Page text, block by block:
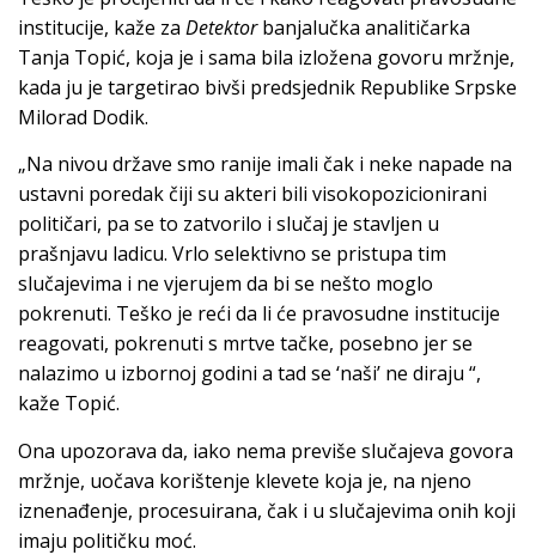
institucije, kaže za Detektorbanjalučka analitičarka
Tanja Topić, koja je i sama bila izložena govoru mržnje,
kada ju je targetirao bivši predsjednik Republike Srpske
Milorad Dodik.
„Na nivou države smo ranije imali čak i neke napade na
ustavni poredak čiji su akteri bili visokopozicionirani
političari, pa se to zatvorilo i slučaj je stavljen u
prašnjavu ladicu. Vrlo selektivno se pristupa tim
slučajevima i ne vjerujem da bi se nešto moglo
pokrenuti. Teško je reći da li će pravosudne institucije
reagovati, pokrenuti s mrtve tačke, posebno jer se
nalazimo u izbornoj godini a tad se ‘naši’ ne diraju “,
kaže Topić.
Ona upozorava da, iako nema previše slučajeva govora
mržnje, uočava korištenje klevete koja je, na njeno
iznenađenje, procesuirana, čak i u slučajevima onih koji
imaju političku moć.